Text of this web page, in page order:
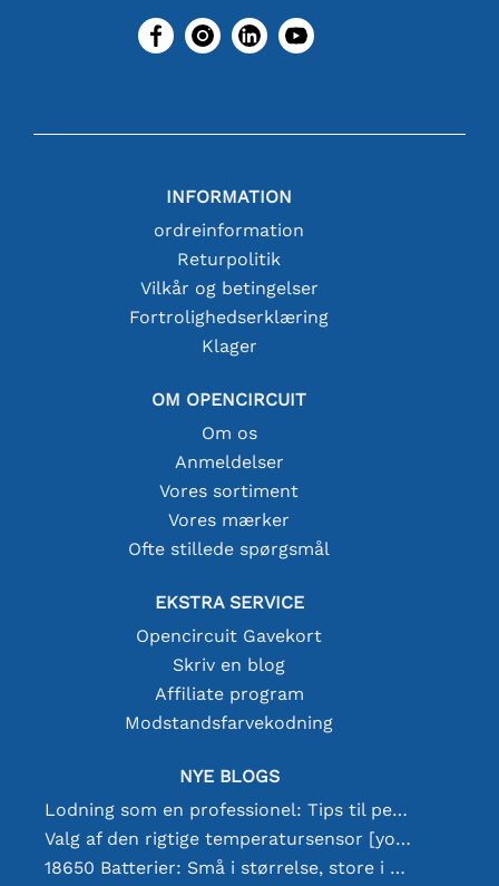
INFORMATION
ordreinformation
Returpolitik
Vilkår og betingelser
Fortrolighedserklæring
Klager
OM OPENCIRCUIT
Om os
Anmeldelser
Vores sortiment
Vores mærker
Ofte stillede spørgsmål
EKSTRA SERVICE
Opencircuit Gavekort
Skriv en blog
Affiliate program
Modstandsfarvekodning
NYE BLOGS
Lodning som en professionel: Tips til perfekte elektroniske forbindelser
Valg af den rigtige temperatursensor [youtube]
18650 Batterier: Små i størrelse, store i ydeevne